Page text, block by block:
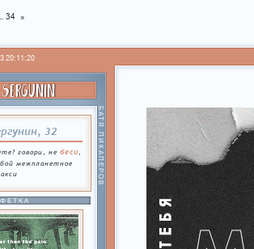
34 »
20:11:20
32
говори, не беси
межпланетное
БАТЯ ПИКАПЕРОВ